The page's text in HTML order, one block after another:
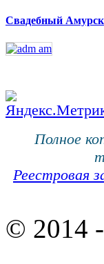
Свадебный Амурск
Полное
Реестровая
© 2014